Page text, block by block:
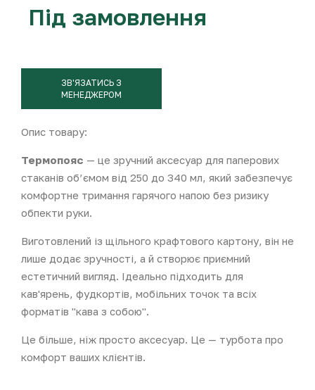
Під замовлення
ЗВ'ЯЗАТИСЬ З
МЕНЕДЖЕРОМ
Опис товару:
Термопояс — це зручний аксесуар для паперових
стаканів об’ємом від 250 до 340 мл, який забезпечує
комфортне тримання гарячого напою без ризику
обпекти руки.
Виготовлений із щільного крафтового картону, він не
лише додає зручності, а й створює приємний
естетичний вигляд. Ідеально підходить для
кав'ярень, фудкортів, мобільних точок та всіх
форматів "кава з собою".
Це більше, ніж просто аксесуар. Це — турбота про
комфорт ваших клієнтів.